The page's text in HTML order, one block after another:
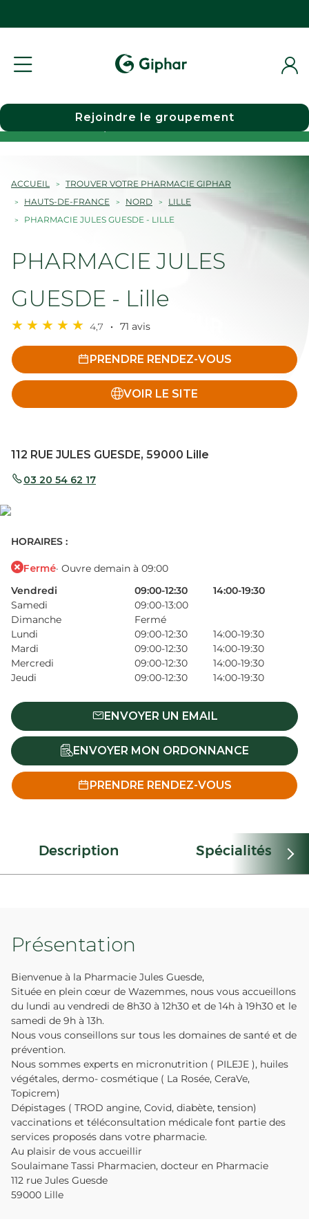
Choisir une pharmacie
Rejoindre le groupement
ACCUEIL
TROUVER VOTRE PHARMACIE GIPHAR
HAUTS-DE-FRANCE
NORD
LILLE
PHARMACIE JULES GUESDE - LILLE
PHARMACIE JULES
GUESDE - Lille
4,7 71 avis
PRENDRE RENDEZ-VOUS
VOIR LE SITE
112 RUE JULES GUESDE, 59000 Lille
03 20 54 62 17
HORAIRES :
Fermé· Ouvre demain à 09:00
Vendredi
09:00-12:30
14:00-19:30
Samedi
09:00-13:00
Dimanche
Fermé
Lundi
09:00-12:30
14:00-19:30
Mardi
09:00-12:30
14:00-19:30
Mercredi
09:00-12:30
14:00-19:30
Jeudi
09:00-12:30 14:00-19:30
ENVOYER UN EMAIL
ENVOYER MON ORDONNANCE
PRENDRE RENDEZ-VOUS
Description Spécialités
Présentation
Bienvenue à la Pharmacie Jules Guesde,
Située en plein cœur de Wazemmes, nous vous accueillons
du lundi au vendredi de 8h30 à 12h30 et de 14h à 19h30 et le
samedi de 9h à 13h.
Nous vous conseillons sur tous les domaines de santé et de
prévention.
Nous sommes experts en micronutrition ( PILEJE ), huiles
végétales, dermo- cosmétique ( La Rosée, CeraVe,
Topicrem)
Dépistages ( TROD angine, Covid, diabète, tension)
vaccinations et téléconsultation médicale font partie des
services proposés dans votre pharmacie.
Au plaisir de vous accueillir
Soulaimane Tassi Pharmacien, docteur en Pharmacie
112 rue Jules Guesde
59000 Lille